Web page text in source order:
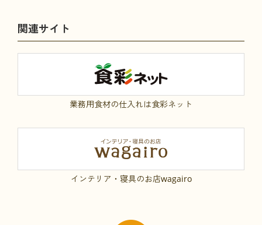
関連サイト
業務用食材の仕入れは食彩ネット
インテリア・寝具のお店wagairo